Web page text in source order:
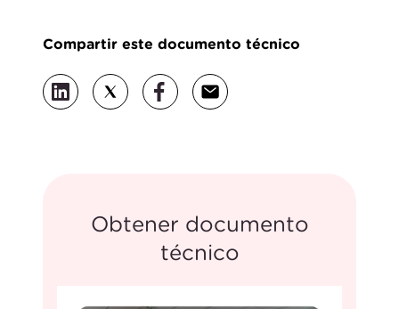
Compartir este documento técnico
Obtener documento
técnico